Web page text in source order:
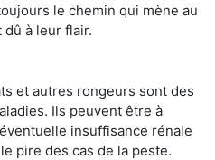
le chemin qui mène au
dû à leur flair.
et autres rongeurs sont des
Ils peuvent être à
insuffisance rénale
pire des cas de la peste.